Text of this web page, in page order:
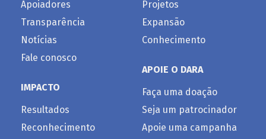
Apoiadores
Transparência
Notícias
Fale conosco
IMPACTO
Resultados
Reconhecimento
Projetos
Expansão
Conhecimento
APOIE O DARA
Faça uma doação
Seja um patrocinador
Apoie uma campanha